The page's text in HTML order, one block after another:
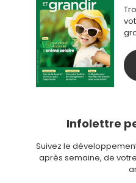
Infolettre
Suivez le
après semaine, de